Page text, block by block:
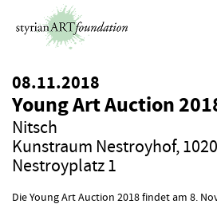
08.11.2018
Young Art Auction
Nitsch
Kunstraum Nestroyhof,
Nestroyplatz 1
Die Young Art Auction 2018 findet am 8.